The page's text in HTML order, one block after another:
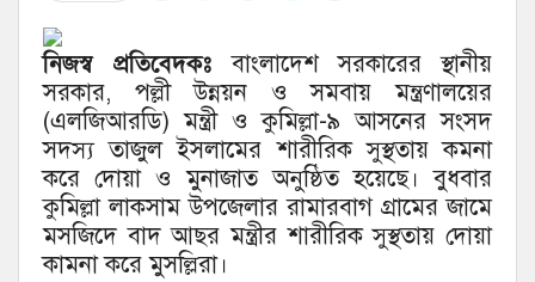
নিজস্ব প্রতিবেদকঃবাংলাদেশ সরকারের স্থানীয়
সরকার, পল্লী উন্নয়ন ও সমবায় মন্ত্রণালয়ের
(এলজিআরডি) মন্ত্রী ও কুমিল্লা-৯ আসনের সংসদ
সদস্য তাজুল ইসলামের শারীরিক সুস্থতায় কমনা
করে দোয়া ও মুনাজাত অনুষ্ঠিত হয়েছে। বুধবার
কুমিল্লা লাকসাম উপজেলার রামারবাগ গ্রামের জামে
মসজিদে বাদ আছর মন্ত্রীর শারীরিক সুস্থতায় দোয়া
কামনা করে মুসল্লিরা।